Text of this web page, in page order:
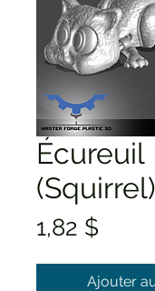
Écureuil
(Squirrel)
1,82 $
Ajouter